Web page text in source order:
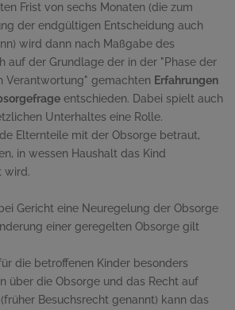
Frist von sechs Monaten (die zum
der endgültigen Entscheidung auch
wird dann nach Maßgabe des
auf der Grundlage der in der "Phase der
Verantwortung" gemachten Erfahrungen
entschieden. Dabei spielt auch
Unterhaltes eine Rolle.
Elternteile mit der Obsorge betraut,
in wessen Haushalt das Kind
wird.
Gericht eine Neuregelung der Obsorge
einer geregelten Obsorge gilt
die betroffenen Kinder besonders
über die Obsorge und das Recht auf
Besuchsrecht genannt) kann das